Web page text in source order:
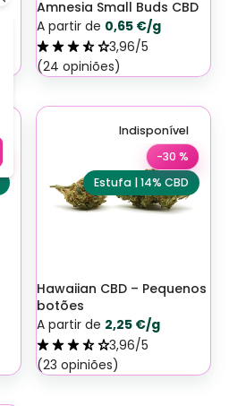
Amnesia Small Buds CBD
A partir de 0,65 €/g
3,96/5
(24 opiniões)
Estufa | 14% CBD
-30 %
Indisponível
Hawaiian CBD – Pequenos
botões
A partir de 2,25 €/g
3,96/5
(23 opiniões)